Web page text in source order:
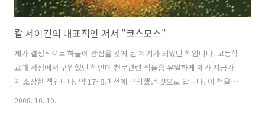
칼 세이건의 대표적인 저서 "코스모스"
제가 결정적으로 하늘에 관심을 갖게 된 계기가 되었던 책입니다. 고등학
교때 서점에서 구입했던 책인데 천문관련 책들중 유일하게 제가 지금가
지 소장한 책입니다. 약 17~8년 전에 구입했던 것으로 압니다. 이 책을
구입후 몇 날 밤을 새워가며 끝까지 읽었던 기억이 있습니다. 이 책이 출
2008. 10. 10.